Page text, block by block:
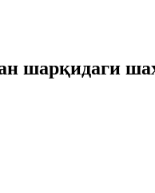
шарқидаги